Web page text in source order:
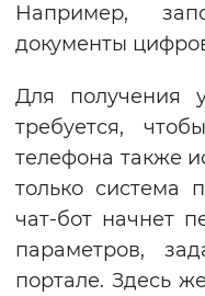
Например,
документы
Для получения
требуется,
телефона также
только система
чат‑бот начнет
параметров,
портале. Здесь